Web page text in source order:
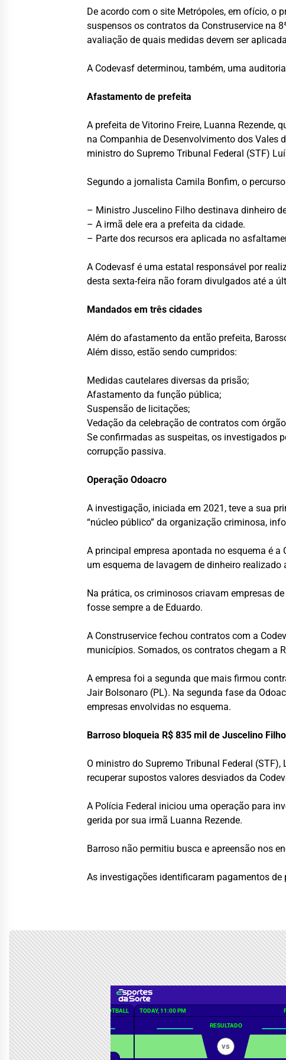
De acordo com o site Metrópoles, em ofício, o
suspensos os contratos da Construservice na
avaliação de quais medidas devem ser
A Codevasf determinou, também, uma
Afastamento de prefeita
A prefeita de Vitorino Freire, Luanna Rezende,
na Companhia de Desenvolvimento dos Vales
ministro do Supremo Tribunal Federal (STF)
Segundo a jornalista Camila Bonfim, o
– Ministro Juscelino Filho destinava dinheiro
– A irmã dele era a prefeita da cidade.
– Parte dos recursos era aplicada no
A Codevasf é uma estatal responsável por
desta sexta-feira não foram divulgados até a
Mandados em três cidades
Além do afastamento da então prefeita,
Além disso, estão sendo cumpridos:
Medidas cautelares diversas da prisão;
Afastamento da função pública;
Suspensão de licitações;
Vedação da celebração de contratos com
Se confirmadas as suspeitas, os investigados
corrupção passiva.
Operação Odoacro
A investigação, iniciada em 2021, teve a sua
“núcleo público” da organização criminosa,
A principal empresa apontada no esquema é a
um esquema de lavagem de dinheiro
Na prática, os criminosos criavam empresas
fosse sempre a de Eduardo.
A Construservice fechou contratos com a
municípios. Somados, os contratos chegam a
A empresa foi a segunda que mais firmou
Jair Bolsonaro (PL). Na segunda fase da
empresas envolvidas no esquema.
Barroso bloqueia R$ 835 mil de Juscelino Filho
O ministro do Supremo Tribunal Federal
recuperar supostos valores desviados da
A Polícia Federal iniciou uma operação para
gerida por sua irmã Luanna Rezende.
Barroso não permitiu busca e apreensão nos
As investigações identificaram pagamentos